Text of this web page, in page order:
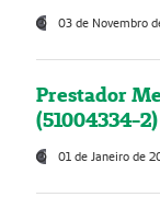
03 de Novembro
Prestador
(51004334-2)
01 de Janeiro de